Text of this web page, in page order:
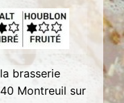
brasserie
Montreuil sur